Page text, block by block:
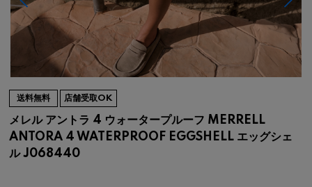
送料無料 店舗受取OK
メレル アントラ 4 ウォータープルーフ MERRELL
ANTORA 4 WATERPROOF EGGSHELL エッグシェ
ル J068440